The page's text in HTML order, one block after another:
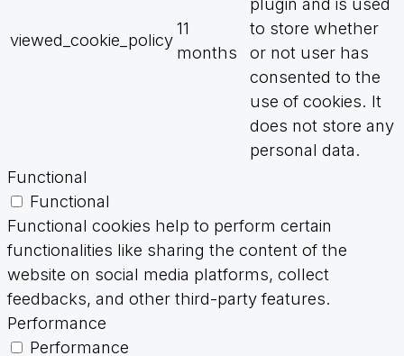
viewed_cookie_policy
11
months
to store whether
or not user has
consented to the
use of cookies. It
does not store any
personal data.
Functional
Functional
Functional cookies help to perform certain
functionalities like sharing the content of the
website on social media platforms, collect
feedbacks, and other third-party features.
Performance
Performance